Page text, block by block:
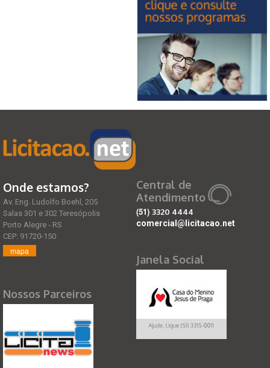
Onde estamos?
Av. Eng. Ludolfo Boehl, 205
Salas 301 e 302 Teresópolis
Porto Alegre - RS
CEP: 91720-150
mapa
Nossos Parceiros
Central de
Atendimento
(51) 3320 4444
comercial@licitacao.net
Janela Social